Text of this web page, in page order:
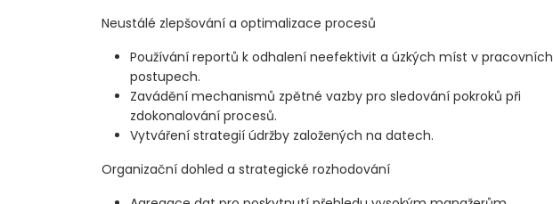
Neustálé zlepšování a optimalizace procesů
Používání reportů k odhalení neefektivit a úzkých míst v pracovních
postupech.
Zavádění mechanismů zpětné vazby pro sledování pokroků při
zdokonalování procesů.
Vytváření strategií údržby založených na datech.
Organizační dohled a strategické rozhodování